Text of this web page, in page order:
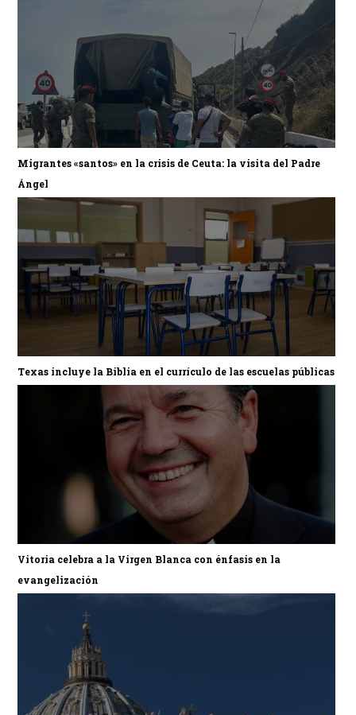
Migrantes «santos» en la crisis de Ceuta: la visita del Padre
Ángel
Texas incluye la Biblia en el currículo de las escuelas públicas
Vitoria celebra a la Virgen Blanca con énfasis en la
evangelización